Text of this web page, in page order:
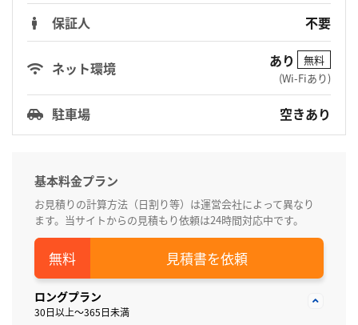
保証人
不要
ネット環境 あり
無料
(Wi-Fiあり)
駐車場 空きあり
基本料金プラン
お見積りの計算方法（日割り等）は運営会社によって異なり
ます。当サイトからの見積もり依頼は24時間対応中です。
見積書を依頼
ロングプラン
30日以上～365日未満